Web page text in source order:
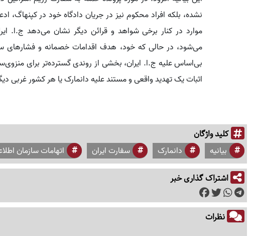
نشده، بلکه افراد محکوم نیز در جریان دادگاه خود در کپنهاگ،
موارد در کنار برخی شواهد و قرائن دیگر نشان می‌دهد ج.ا.
می‌شود، در حالی که خود، هدف اقدامات خصمانه و فشارهای
بی‌اساس علیه ج.ا. ایران، بخشی از روندی گسترده‌تر برای
اثبات یک تهدید واقعی و مستند علیه دانمارک یا هر کشور غربی
کلید واژگان
بیانیه دانمارک سفارت ایران اتهامات سازمان
اشتراک گذاری خبر
نظرات